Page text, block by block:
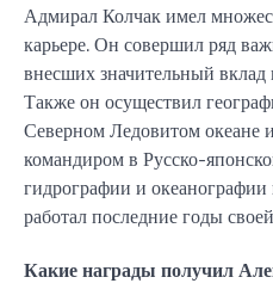
Адмирал Колчак имел
карьере. Он совершил ряд
внесших значительный вклад
Также он осуществил
Северном Ледовитом океане
командиром в Русско-
гидрографии и
работал последние годы
Какие награды получил